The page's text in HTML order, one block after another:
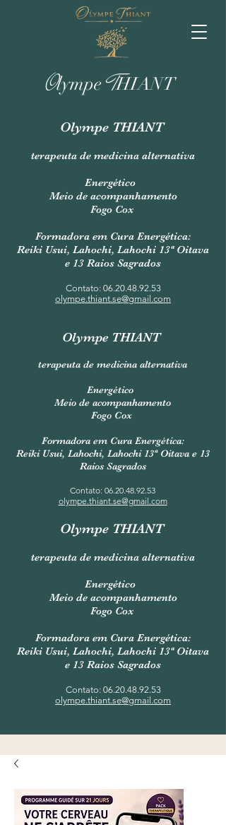
OlympeTHIANT
Olympe THIANT
terapeuta de medicina alternativa
Energético
Meio de acompanhamento
Fogo Cox
Formadora em Cura Energética:
Reiki Usui, Lahochi, Lahochi 13ª Oitava
e 13 Raios Sagrados
Contato: 06.20.48.92.53
olympe.thiant.se@gmail.com
Olympe THIANT
terapeuta de medicina alternativa
Energético
Meio de acompanhamento
Fogo Cox
Formadora em Cura Energética:
Reiki Usui, Lahochi, Lahochi 13ª Oitava e 13
Raios Sagrados
Contato: 06.20.48.92.53
olympe.thiant.se@gmail.com
Olympe THIANT
terapeuta de medicina alternativa
Energético
Meio de acompanhamento
Fogo Cox
Formadora em Cura Energética:
Reiki Usui, Lahochi, Lahochi 13ª Oitava
e 13 Raios Sagrados
Contato: 06.20.48.92.53
olympe.thiant.se@gmail.com